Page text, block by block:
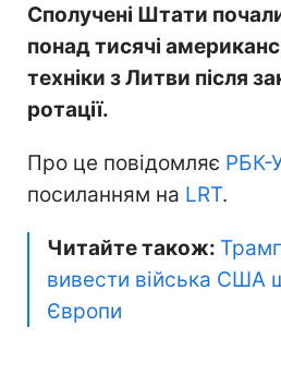
Сполучені Штати
понад тисячі
техніки з Литви після
ротації.
Про це повідомляє РБК-
посиланням на LRT.
Читайте також:
вивести війська США
Європи